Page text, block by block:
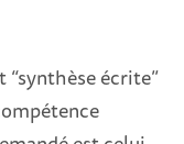
“synthèse écrite”